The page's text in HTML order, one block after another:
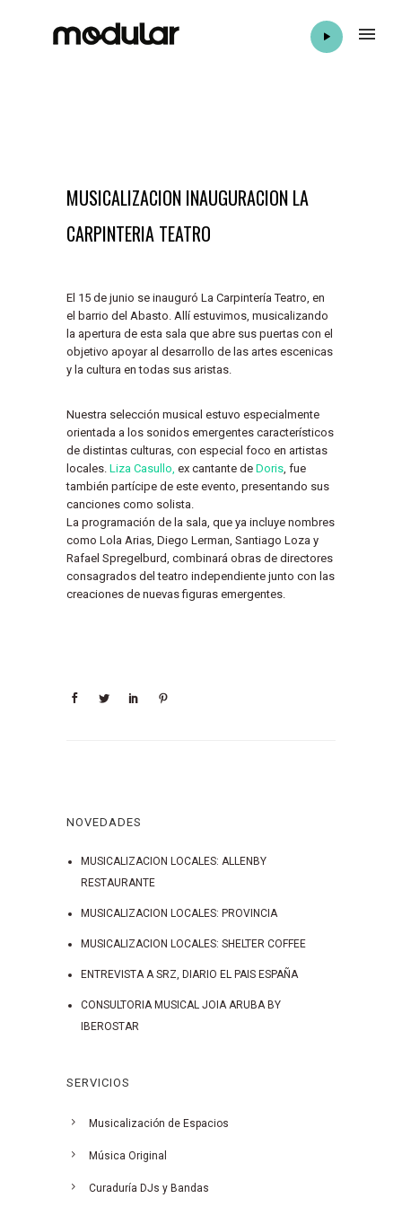
MUSICALIZACION INAUGURACION LA
CARPINTERIA TEATRO
El 15 de junio se inauguró La Carpintería Teatro, en
el barrio del Abasto. Allí estuvimos, musicalizando
la apertura de esta sala que abre sus puertas con el
objetivo apoyar al desarrollo de las artes escenicas
y la cultura en todas sus aristas.
Nuestra selección musical estuvo especialmente
orientada a los sonidos emergentes característicos
de distintas culturas, con especial foco en artistas
locales. Liza Casullo, ex cantante de Doris, fue
también partícipe de este evento, presentando sus
canciones como solista.
La programación de la sala, que ya incluye nombres
como Lola Arias, Diego Lerman, Santiago Loza y
Rafael Spregelburd, combinará obras de directores
consagrados del teatro independiente junto con las
creaciones de nuevas figuras emergentes.
NOVEDADES
MUSICALIZACION LOCALES: ALLENBY
RESTAURANTE
MUSICALIZACION LOCALES: PROVINCIA
MUSICALIZACION LOCALES: SHELTER COFFEE
ENTREVISTA A SRZ, DIARIO EL PAIS ESPAÑA
CONSULTORIA MUSICAL JOIA ARUBA BY
IBEROSTAR
SERVICIOS
Musicalización de Espacios
Música Original
Curaduría DJs y Bandas